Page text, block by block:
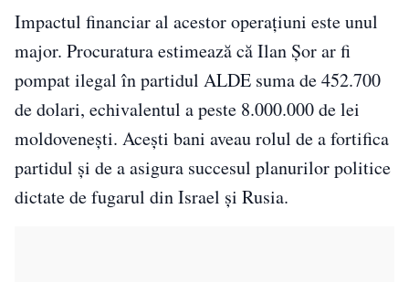
Impactul financiar al acestor operațiuni este unul
major. Procuratura estimează că Ilan Șor ar fi
pompat ilegal în partidul ALDE suma de 452.700
de dolari, echivalentul a peste 8.000.000 de lei
moldovenești. Acești bani aveau rolul de a fortifica
partidul și de a asigura succesul planurilor politice
dictate de fugarul din Israel și Rusia.